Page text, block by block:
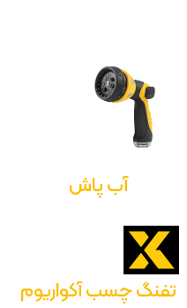
آب پاش
تفنگ چسب آکواریوم